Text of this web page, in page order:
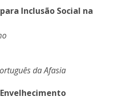
Inclusão Social na
da Afasia